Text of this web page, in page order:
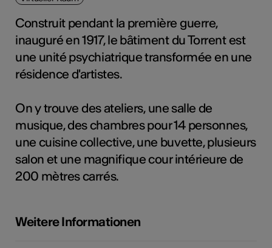
Construit pendant la première guerre,
inauguré en 1917, le bâtiment du Torrent est
une unité psychiatrique transformée en une
résidence d'artistes.
On y trouve des ateliers, une salle de
musique, des chambres pour 14 personnes,
une cuisine collective, une buvette, plusieurs
salon et une magnifique cour intérieure de
200 mètres carrés.
Weitere Informationen